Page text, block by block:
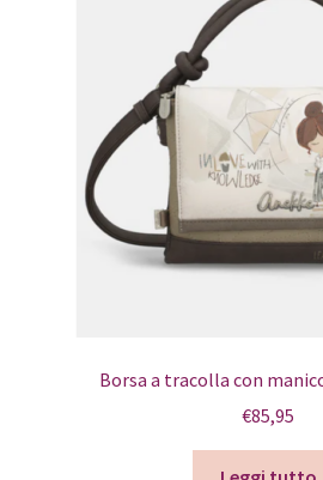
Borsa a tracolla con
€85,95